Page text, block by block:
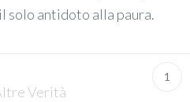
solo antidoto alla paura.
1
Verità